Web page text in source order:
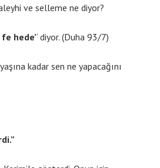
ve selleme ne diyor?
hede’‘ diyor. (Duha 93/7)
kadar sen ne yapacağını